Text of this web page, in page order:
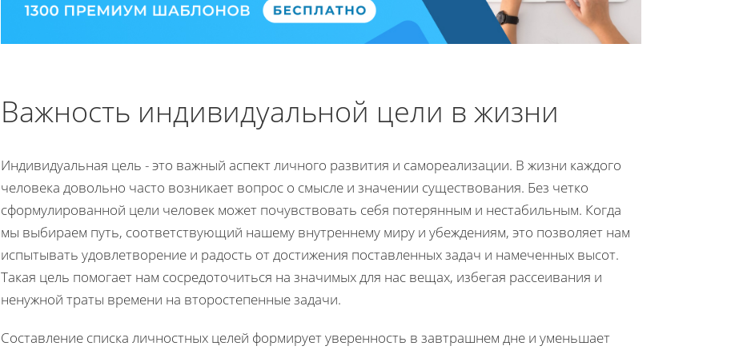
Важность индивидуальной цели в жизни
Индивидуальная цель - это важный аспект личного развития и самореализации. В жизни каждого
человека довольно часто возникает вопрос о смысле и значении существования. Без четко
сформулированной цели человек может почувствовать себя потерянным и нестабильным. Когда
мы выбираем путь, соответствующий нашему внутреннему миру и убеждениям, это позволяет нам
испытывать удовлетворение и радость от достижения поставленных задач и намеченных высот.
Такая цель помогает нам сосредоточиться на значимых для нас вещах, избегая рассеивания и
ненужной траты времени на второстепенные задачи.
Составление списка личностных целей формирует уверенность в завтрашнем дне и уменьшает